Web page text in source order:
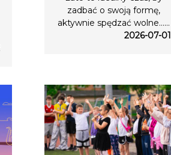
zadbać o swoją formę,
aktywnie spędzać wolne…...
2026-07-01